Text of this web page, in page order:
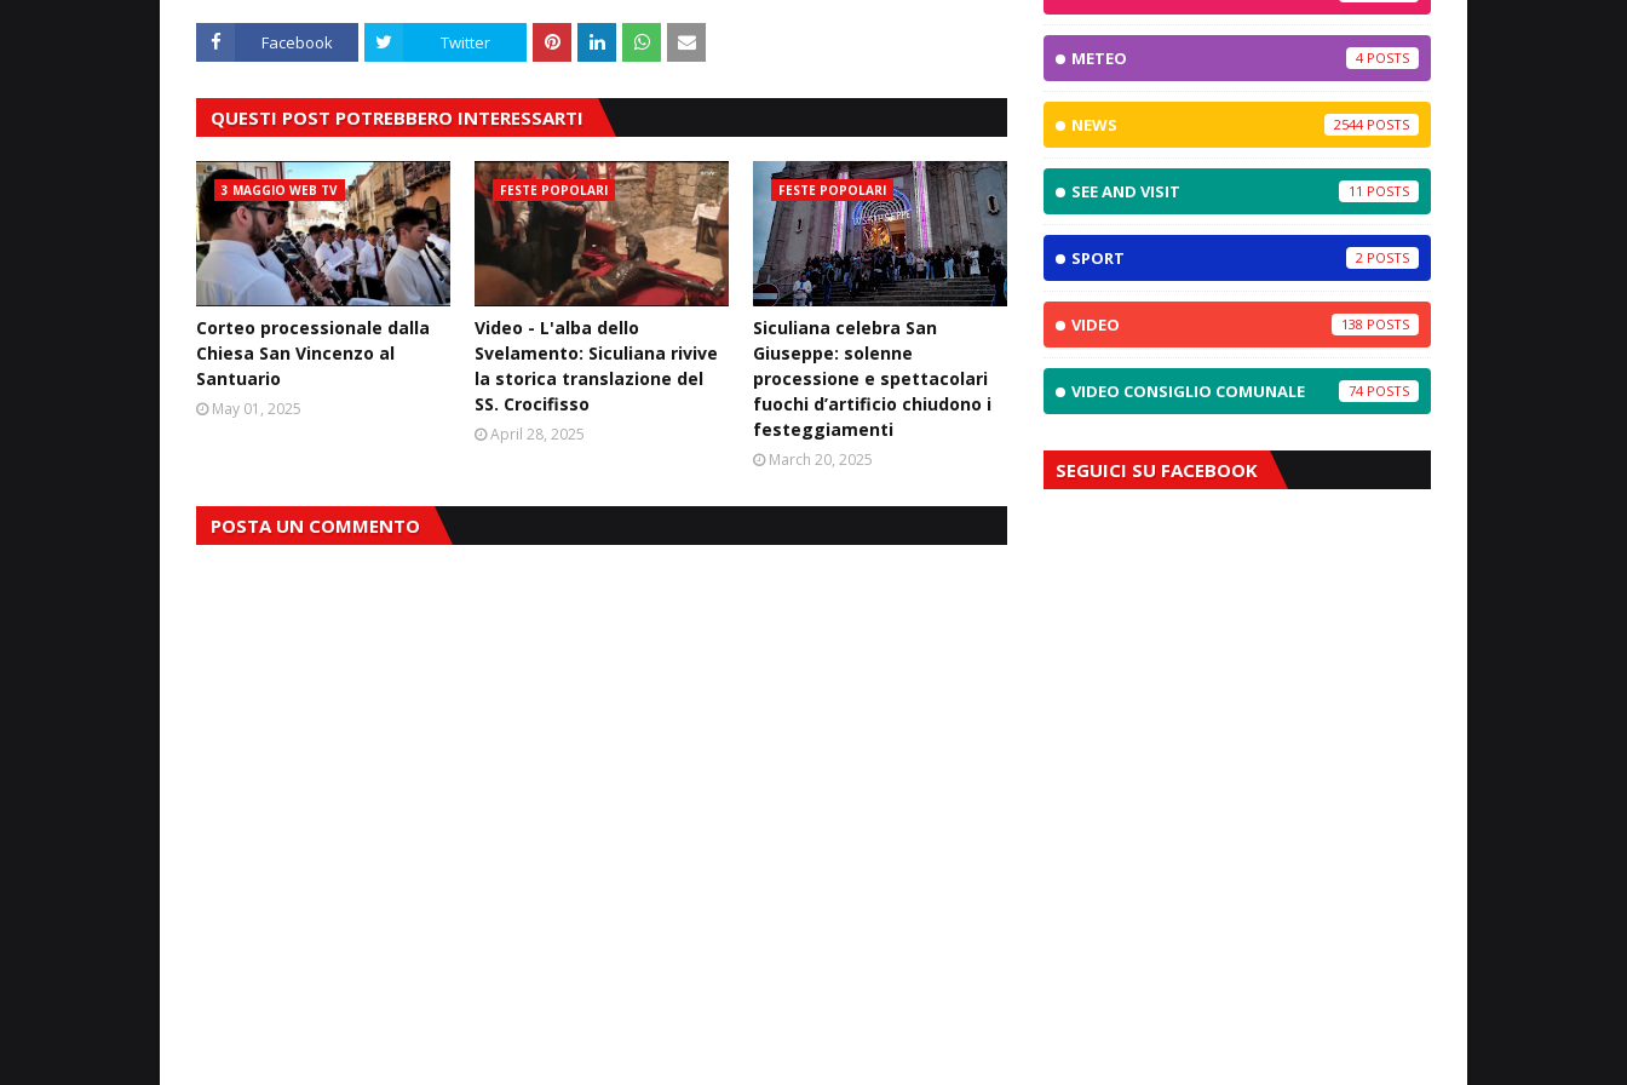
Facebook Twitter
QUESTI POST POTREBBERO INTERESSARTI
3 MAGGIO WEB TV
Corteo processionale dalla
Chiesa San Vincenzo al
Santuario
May 01, 2025
FESTE POPOLARI
Video - L'alba dello
Svelamento: Siculiana rivive
la storica translazione del
SS. Crocifisso
April 28, 2025
FESTE POPOLARI
Siculiana celebra San
Giuseppe: solenne
processione e spettacolari
fuochi d’artificio chiudono i
festeggiamenti
March 20, 2025
POSTA UN COMMENTO
METEO 4
NEWS 2544
SEE AND VISIT 11
SPORT 2
VIDEO 138
VIDEO CONSIGLIO COMUNALE 74
SEGUICI SU FACEBOOK